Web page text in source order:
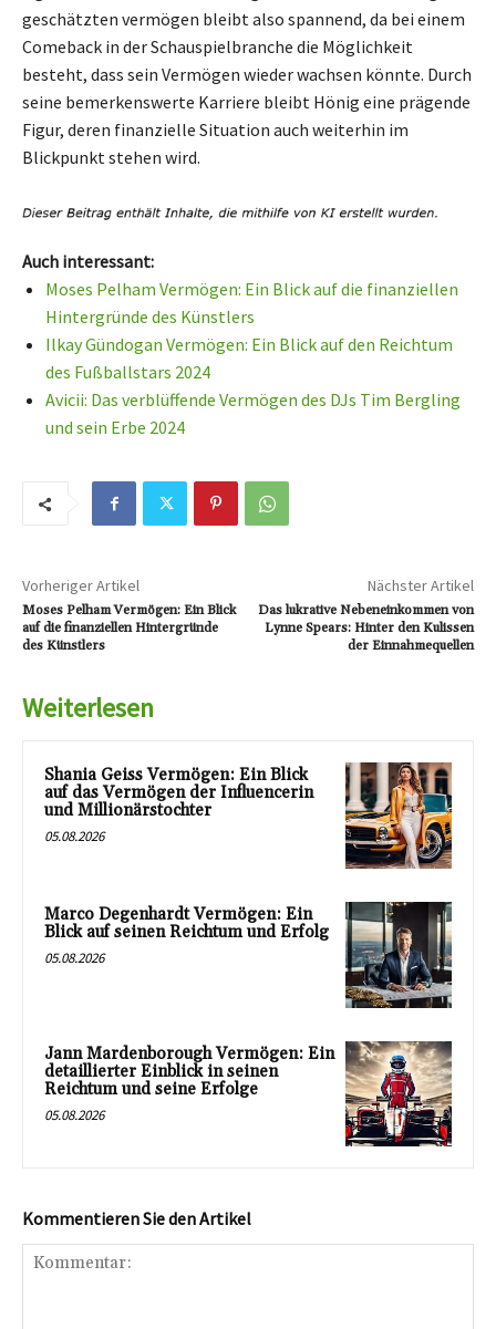
geschätzten vermögen bleibt also spannend, da bei einem
Comeback in der Schauspielbranche die Möglichkeit
besteht, dass sein Vermögen wieder wachsen könnte. Durch
seine bemerkenswerte Karriere bleibt Hönig eine prägende
Figur, deren finanzielle Situation auch weiterhin im
Blickpunkt stehen wird.
Auch interessant:
Moses Pelham Vermögen: Ein Blick auf die finanziellen
Hintergründe des Künstlers
Ilkay Gündogan Vermögen: Ein Blick auf den Reichtum
des Fußballstars 2024
Avicii: Das verblüffende Vermögen des DJs Tim Bergling
und sein Erbe 2024
Vorheriger Artikel
Moses Pelham Vermögen: Ein Blick
auf die finanziellen Hintergründe
des Künstlers
Nächster Artikel
Das lukrative Nebeneinkommen von
Lynne Spears: Hinter den Kulissen
der Einnahmequellen
Weiterlesen
Shania Geiss Vermögen: Ein Blick
auf das Vermögen der Influencerin
und Millionärstochter
05.08.2026
Marco Degenhardt Vermögen: Ein
Blick auf seinen Reichtum und Erfolg
05.08.2026
Jann Mardenborough Vermögen: Ein
detaillierter Einblick in seinen
Reichtum und seine Erfolge
05.08.2026
Kommentieren Sie den Artikel